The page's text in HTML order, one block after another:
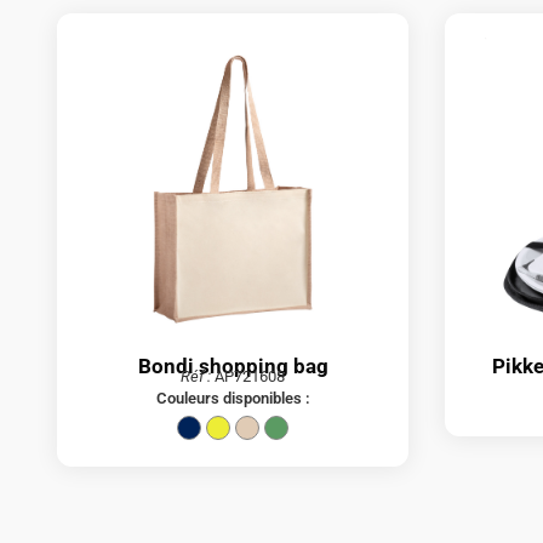
Bondi shopping bag
Réf :AP721608
Couleurs disponibles :